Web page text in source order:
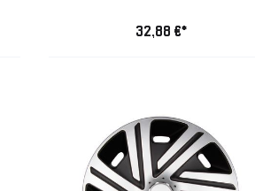
32,88 €*